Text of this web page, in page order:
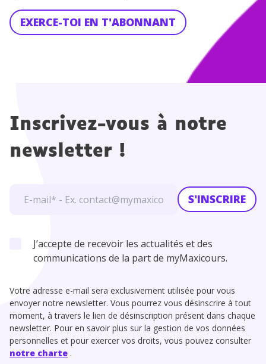
EXERCE-TOI EN T'ABONNANT
Inscrivez-vous à notre
newsletter !
S'INSCRIRE
J’accepte de recevoir les actualités et des
communications de la part de myMaxicours.
Votre adresse e-mail sera exclusivement utilisée pour vous
envoyer notre newsletter. Vous pourrez vous désinscrire à tout
moment, à travers le lien de désinscription présent dans chaque
newsletter. Pour en savoir plus sur la gestion de vos données
personnelles et pour exercer vos droits, vous pouvez consulter
notre charte .